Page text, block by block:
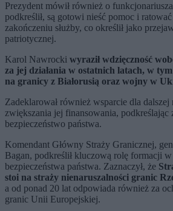
Prezydent mówił również o
podkreślił, są gotowi nieść pomoc i
zakończeniu służby, co określił jako
patriotycznej.
Karol Nawrocki wyraził wdzięczność
za jej działania w ostatnich latach, w
na granicy z Białorusią oraz wojny w
Zadeklarował również wsparcie dla
zwiększania jej finansowania,
bezpieczeństwo państwa.
Komendant Główny Straży Granicznej,
Bagan, podkreślił kluczową rolę formacji w
bezpieczeństwa państwa. Zaznaczył, że
stoi na straży nienaruszalności granic
a od ponad 20 lat odpowiada również za
granic Unii Europejskiej.